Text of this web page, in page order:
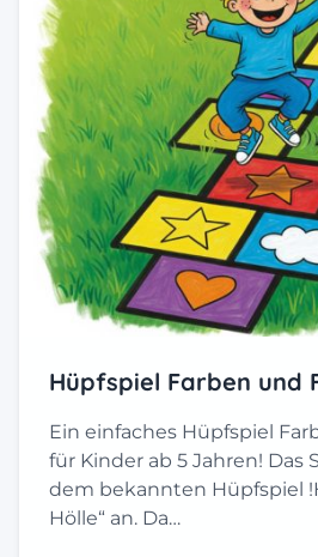
Hüpfspiel Farben und
Ein einfaches Hüpfspiel
für Kinder ab 5 Jahren! Das
dem bekannten Hüpfspiel
Hölle“ an. Da…